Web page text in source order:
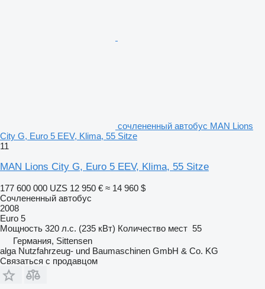
сочлененный автобус MAN Lions
City G, Euro 5 EEV, Klima, 55 Sitze
11
MAN Lions City G, Euro 5 EEV, Klima, 55 Sitze
177 600 000 UZS 12 950 € ≈ 14 960 $
Сочлененный автобус
2008
Euro 5
Мощность 320 л.с. (235 кВт) Количество мест 55
Германия, Sittensen
alga Nutzfahrzeug- und Baumaschinen GmbH & Co. KG
Связаться с продавцом